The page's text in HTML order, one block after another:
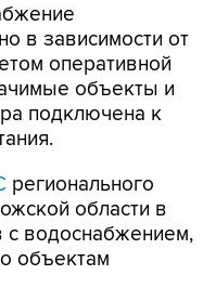
в зависимости от
оперативной
объекты и
подключена к
регионального
области в
с водоснабжением,
объектам